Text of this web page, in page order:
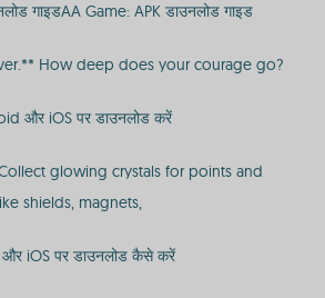
गाइडAA Game: APK डाउनलोड गाइड
How deep does your courage go?
और iOS पर डाउनलोड करें
glowing crystals for points and
shields, magnets,
iOS पर डाउनलोड कैसे करें